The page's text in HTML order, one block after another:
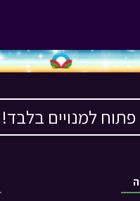
פתוח למנויים